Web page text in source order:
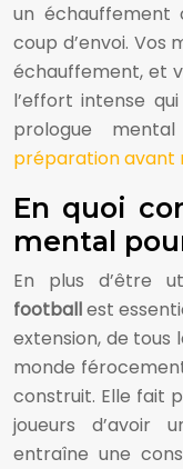
un échauffement
coup d’envoi. Vos
échauffement, et
l’effort intense
prologue
préparation avant
En quoi
mental
En plus d’être
footballest
extension, de tous
monde
construit. Elle fait
joueurs d’avoir
entraîne une